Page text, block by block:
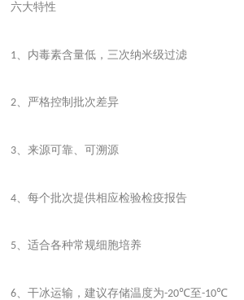
六大特性
1 、内毒素含量低，三次纳米级过滤
2、严格控制批次差异
3、来源可靠、可溯源
4 、每个批次提供相应检验检疫报告
5、适合各种常规细胞培养
6、干冰运输，建议存储温度为-20℃至-10℃